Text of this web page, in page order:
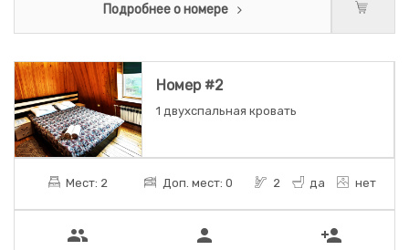
Подробнее о номере
Номер #2
1 двухспальная кровать
Мест: 2 Доп. мест: 0 2 да нет
people person person_add